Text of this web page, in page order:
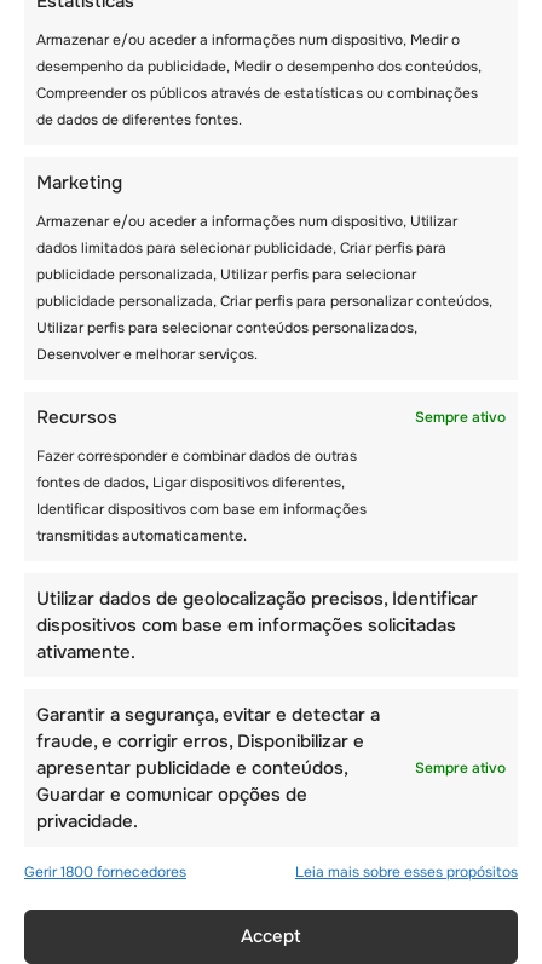
Armazenar e/ou aceder a informações num dispositivo, Medir o
desempenho da publicidade, Medir o desempenho dos conteúdos,
Compreender os públicos através de estatísticas ou combinações
de dados de diferentes fontes.
Marketing
Armazenar e/ou aceder a informações num dispositivo, Utilizar
dados limitados para selecionar publicidade, Criar perfis para
publicidade personalizada, Utilizar perfis para selecionar
publicidade personalizada, Criar perfis para personalizar conteúdos,
Utilizar perfis para selecionar conteúdos personalizados,
Desenvolver e melhorar serviços.
Recursos
Sempre ativo
Fazer corresponder e combinar dados de outras
fontes de dados, Ligar dispositivos diferentes,
Identificar dispositivos com base em informações
transmitidas automaticamente.
Utilizar dados de geolocalização precisos, Identificar
dispositivos com base em informações solicitadas
ativamente.
Garantir a segurança, evitar e detectar a
fraude, e corrigir erros, Disponibilizar e
apresentar publicidade e conteúdos,
Guardar e comunicar opções de
privacidade.
Sempre ativo
Gerir 1800 fornecedores Leia mais sobre esses propósitos
Accept
COLÔNIA DE FÉRIAS
INTERNACIONAL NA
SUÍÇA 2025
Recent posts
SEGUNDA-FEIRA, 3
DE AGOSTO –
CURSO DE LÍNGUAS,
DESPORTO E
ATIVIDADES!